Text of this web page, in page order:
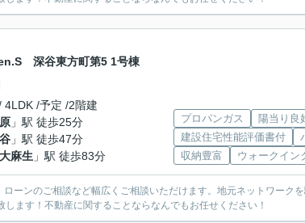
深谷東方町第5 1号棟
4LDK /予定 /2階建
」駅 徒歩25分
」駅 徒歩47分
大麻生 」駅 徒歩83分
プロパンガス
陽当り良
建設住宅性能評価書付
収納豊富
ウォークイン
ーンのご相談など幅広くご相談いただけます。地元ネットワーク
ます！不動産に関することならなんでもお任せください！